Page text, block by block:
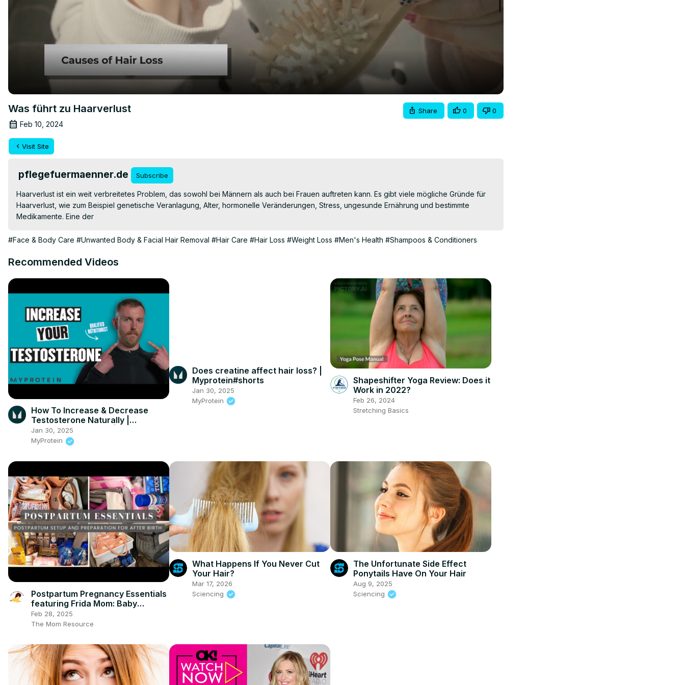
Was führt zu Haarverlust
Feb 10, 2024
Share 0 0
Visit Site
pflegefuermaenner.de Subscribe
Haarverlust ist ein weit verbreitetes Problem, das sowohl bei Männern als auch bei Frauen auftreten kann. Es gibt viele mögliche Gründe für
Haarverlust, wie zum Beispiel genetische Veranlagung, Alter, hormonelle Veränderungen, Stress, ungesunde Ernährung und bestimmte
Medikamente. Eine der
#Face & Body Care #Unwanted Body & Facial Hair Removal #Hair Care #Hair Loss #Weight Loss #Men's Health #Shampoos & Conditioners
Recommended Videos
How To Increase & Decrease
Testosterone Naturally |
Nutritionist Explains | Myprotein
Jan 30, 2025
MyProtein
Does creatine affect hair loss? |
Myprotein#shorts
Jan 30, 2025
MyProtein
Shapeshifter Yoga Review: Does it
Work in 2022?
Feb 26, 2024
Stretching Basics
Postpartum Pregnancy Essentials
featuring Frida Mom: Baby
Necessities, Snacks, Personal
Care & More
Feb 28, 2025
The Mom Resource
What Happens If You Never Cut
Your Hair?
Mar 17, 2026
Sciencing
The Unfortunate Side Effect
Ponytails Have On Your Hair
Aug 9, 2025
Sciencing